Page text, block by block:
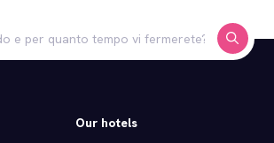
Our hotels